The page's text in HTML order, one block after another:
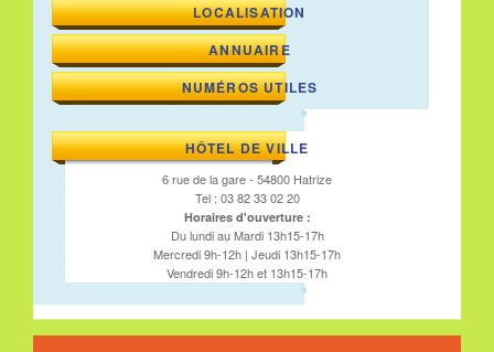
LOCALISATION
ANNUAIRE
NUMÉROS UTILES
HÔTEL DE VILLE
6 rue de la gare - 54800 Hatrize
Tel : 03 82 33 02 20
Horaires d'ouverture :
Du lundi au Mardi 13h15-17h
Mercredi 9h-12h | Jeudi 13h15-17h
Vendredi 9h-12h et 13h15-17h